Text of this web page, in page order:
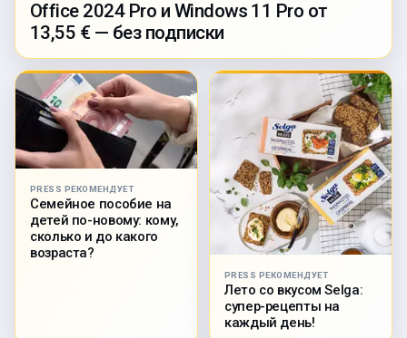
Office 2024 Pro и Windows 11 Pro от
13,55 € — без подписки
PRESS РЕКОМЕНДУЕТ
Семейное пособие на
детей по-новому: кому,
сколько и до какого
возраста?
PRESS РЕКОМЕНДУЕТ
Лето со вкусом Selga:
супер-рецепты на
каждый день!